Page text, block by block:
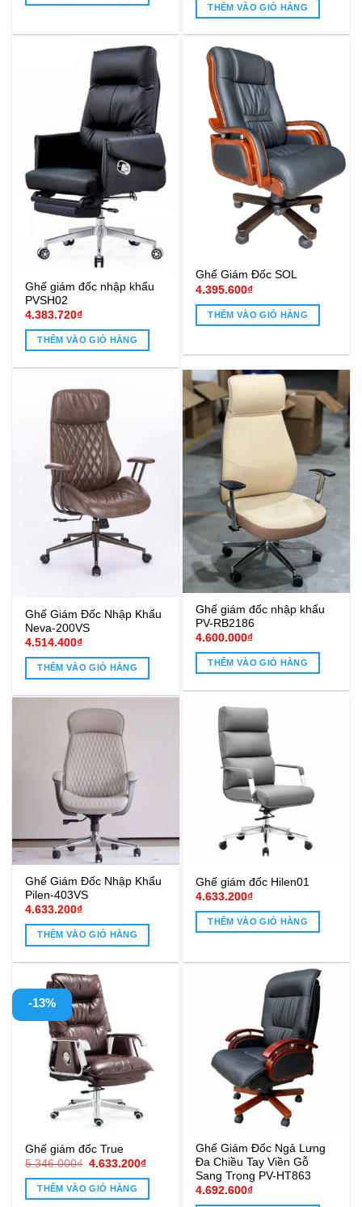
THÊM VÀO GIỎ HÀNG
Ghế giám đốc nhập khẩu
PVSH02
4.383.720₫
THÊM VÀO GIỎ HÀNG
Ghế Giám Đốc SOL
4.395.600₫
THÊM VÀO GIỎ HÀNG
Ghế Giám Đốc Nhập Khẩu
Neva-200VS
4.514.400₫
THÊM VÀO GIỎ HÀNG
Ghế giám đốc nhập khẩu
PV-RB2186
4.600.000₫
THÊM VÀO GIỎ HÀNG
Ghế Giám Đốc Nhập Khẩu
Pilen-403VS
4.633.200₫
THÊM VÀO GIỎ HÀNG
Ghế giám đốc Hilen01
4.633.200₫
THÊM VÀO GIỎ HÀNG
-13%
Ghế giám đốc True
5.346.000₫ Giá
là:
5.346.000₫.
4.633.200₫Giá
THÊM VÀO GIỎ HÀNG
Ghế Giám Đốc Ngả Lưng
Đa Chiều Tay Viền Gỗ
Sang Trọng PV-HT863
4.692.600₫